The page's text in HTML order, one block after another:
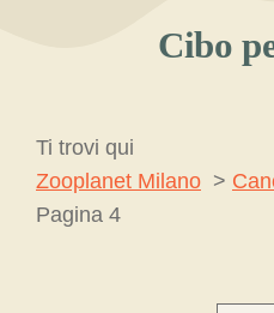
Cibo
Ti trovi qui
Zooplanet Milano
Pagina 4